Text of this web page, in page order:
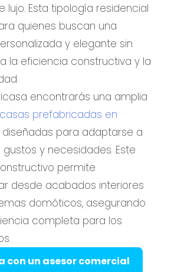
lujo. Esta tipología residencial
quienes buscan una
y elegante sin
la eficiencia constructiva y la
encontrarás una amplia
casas prefabricadas en
diseñadas para adaptarse a
y necesidades. Este
permite
desde acabados interiores
domóticos, asegurando
completa para los
con un asesor comercial